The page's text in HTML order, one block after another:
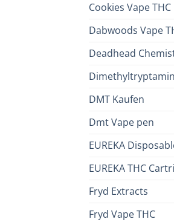
Cookies Vape THC
Dabwoods Vape
Deadhead
DMT Kaufen
Dmt Vape pen
EUREKA
EUREKA THC
Fryd Extracts
Fryd Vape THC